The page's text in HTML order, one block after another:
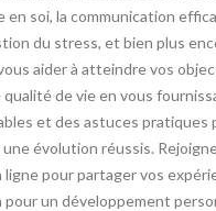
en soi, la communication
du stress, et bien plus
aider à atteindre vos
de vie en vous
et des astuces pratiques
évolution réussis.
ligne pour partager vos
un développement